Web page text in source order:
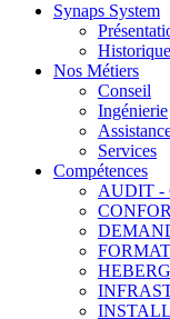
Synaps System
Historique
Nos Métiers
Conseil
Ingénierie
Services
Compétences
AUDIT -